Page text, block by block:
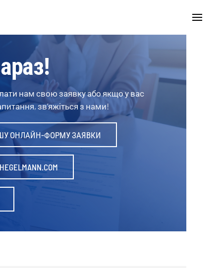
нам свою заявку або якщо у вас
зв’яжіться з нами!
ОНЛАЙН-ФОРМУ ЗАЯВКИ